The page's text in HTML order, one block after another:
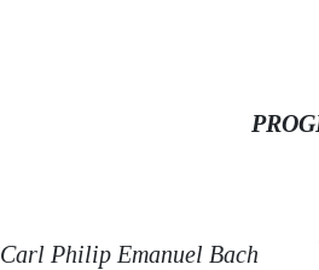
Carl Philip Emanuel Bach